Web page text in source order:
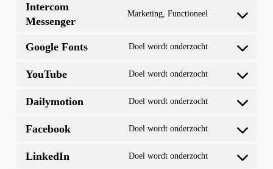
google-
wordpress
Intercom
Messenger
Marketing, Functioneel
intercom-
Google Fonts
Doel wordt onderzocht
YouTube
Doel wordt onderzocht
Dailymotion
Doel wordt onderzocht
Facebook
Doel wordt onderzocht
LinkedIn
Doel wordt onderzocht